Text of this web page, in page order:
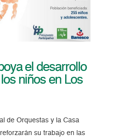
el desarrollo
niños en Los
de Orquestas y la Casa
su trabajo en las